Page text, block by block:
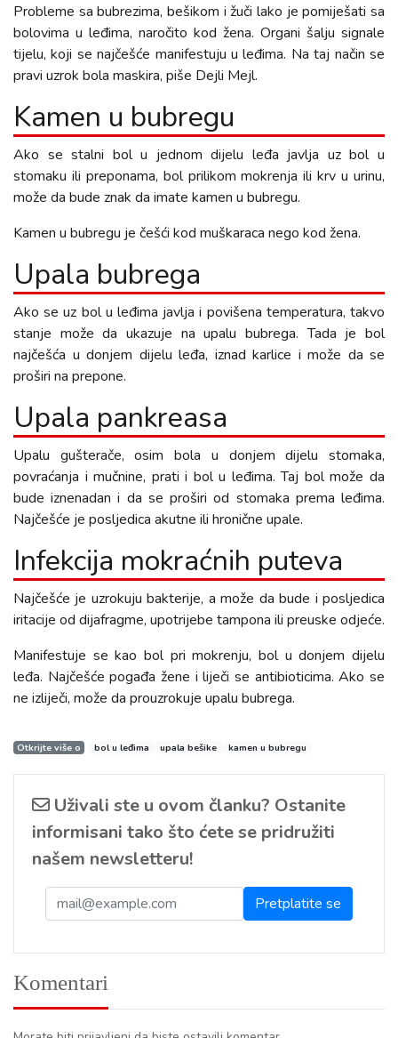
Probleme sa bubrezima, bešikom i žuči lako je pomiješati sa
bolovima u leđima, naročito kod žena. Organi šalju signale
tijelu, koji se najčešće manifestuju u leđima. Na taj način se
pravi uzrok bola maskira, piše Dejli Mejl.
Kamen u bubregu
Ako se stalni bol u jednom dijelu leđa javlja uz bol u
stomaku ili preponama, bol prilikom mokrenja ili krv u urinu,
može da bude znak da imate kamen u bubregu.
Kamen u bubregu je češći kod muškaraca nego kod žena.
Upala bubrega
Ako se uz bol u leđima javlja i povišena temperatura, takvo
stanje može da ukazuje na upalu bubrega. Tada je bol
najčešća u donjem dijelu leđa, iznad karlice i može da se
proširi na prepone.
Upala pankreasa
Upalu gušterače, osim bola u donjem dijelu stomaka,
povraćanja i mučnine, prati i bol u leđima. Taj bol može da
bude iznenadan i da se proširi od stomaka prema leđima.
Najčešće je posljedica akutne ili hronične upale.
Infekcija mokraćnih puteva
Najčešće je uzrokuju bakterije, a može da bude i posljedica
iritacije od dijafragme, upotrijebe tampona ili preuske odjeće.
Manifestuje se kao bol pri mokrenju, bol u donjem dijelu
leđa. Najčešće pogađa žene i liječi se antibioticima. Ako se
ne izliječi, može da prouzrokuje upalu bubrega.
Otkrijte više o bol u leđima upala bešike kamen u bubregu
Uživali ste u ovom članku? Ostanite
informisani tako što ćete se pridružiti
našem newsletteru!
Komentari